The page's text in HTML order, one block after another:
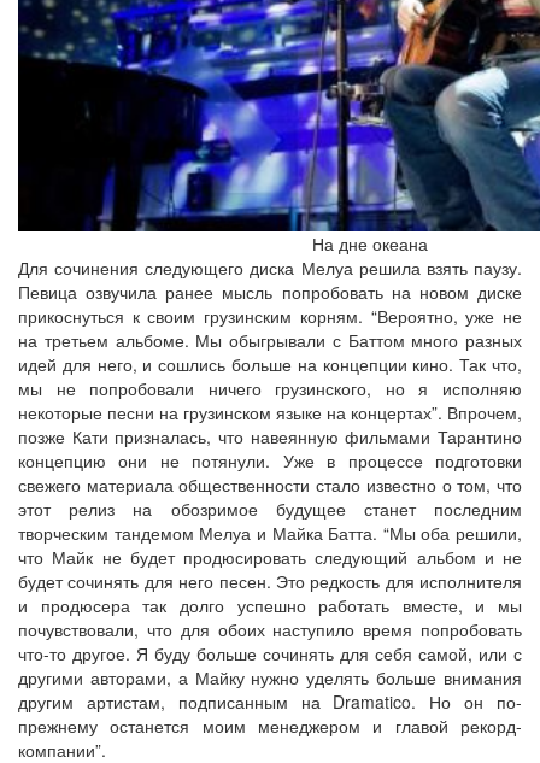
На дне океана
Для сочинения следующего диска Мелуа решила взять паузу.
Певица озвучила ранее мысль попробовать на новом диске
прикоснуться к своим грузинским корням. “Вероятно, уже не
на третьем альбоме. Мы обыгрывали с Баттом много разных
идей для него, и сошлись больше на концепции кино. Так что,
мы не попробовали ничего грузинского, но я исполняю
некоторые песни на грузинском языке на концертах”. Впрочем,
позже Кати призналась, что навеянную фильмами Тарантино
концепцию они не потянули. Уже в процессе подготовки
свежего материала общественности стало известно о том, что
этот релиз на обозримое будущее станет последним
творческим тандемом Мелуа и Майка Батта. “Мы оба решили,
что Майк не будет продюсировать следующий альбом и не
будет сочинять для него песен. Это редкость для исполнителя
и продюсера так долго успешно работать вместе, и мы
почувствовали, что для обоих наступило время попробовать
что-то другое. Я буду больше сочинять для себя самой, или с
другими авторами, а Майку нужно уделять больше внимания
другим артистам, подписанным на Dramatico. Но он по-
прежнему останется моим менеджером и главой рекорд-
компании”.